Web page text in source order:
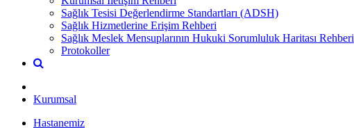
Sağlık Tesisi Değerlendirme Standartları (ADSH)
Sağlık Hizmetlerine Erişim Rehberi
Sağlık Meslek Mensuplarının Hukuki Sorumluluk Haritası Rehberi
Protokoller
Kurumsal
Hastanemiz